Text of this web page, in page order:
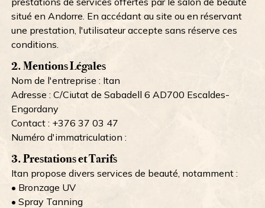
situé en Andorre. En accédant au site ou en réservant
une prestation, l'utilisateur accepte sans réserve ces
conditions.
2. Mentions Légales
Nom de l'entreprise : Itan
Adresse : C/Ciutat de Sabadell 6 AD700 Escaldes-
Engordany
Contact : +376 37 03 47
Numéro d'immatriculation :
3. Prestations et Tarifs
Itan propose divers services de beauté, notamment :
• Bronzage UV
• Spray Tanning